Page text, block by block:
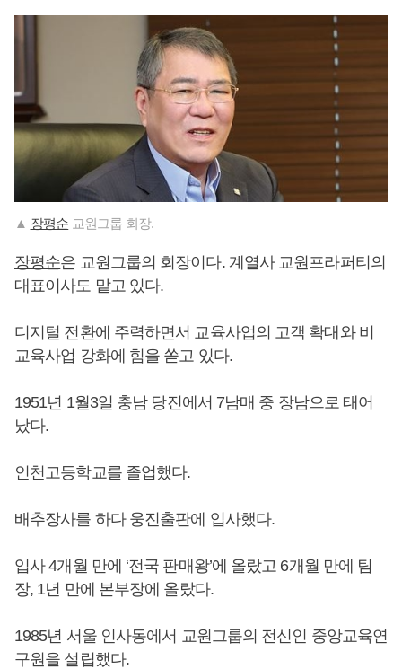
▲ 장평순 교원그룹 회장.
장평순은 교원그룹의 회장이다. 계열사 교원프라퍼티의
대표이사도 맡고 있다.
디지털 전환에 주력하면서 교육사업의 고객 확대와 비
교육사업 강화에 힘을 쏟고 있다.
1951년 1월3일 충남 당진에서 7남매 중 장남으로 태어
났다.
인천고등학교를 졸업했다.
배추장사를 하다 웅진출판에 입사했다.
입사 4개월 만에 ‘전국 판매왕’에 올랐고 6개월 만에 팀
장, 1년 만에 본부장에 올랐다.
1985년 서울 인사동에서 교원그룹의 전신인 중앙교육연
구원을 설립했다.